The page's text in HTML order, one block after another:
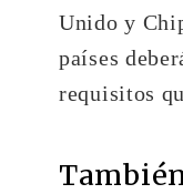
Unido y
países
requisitos